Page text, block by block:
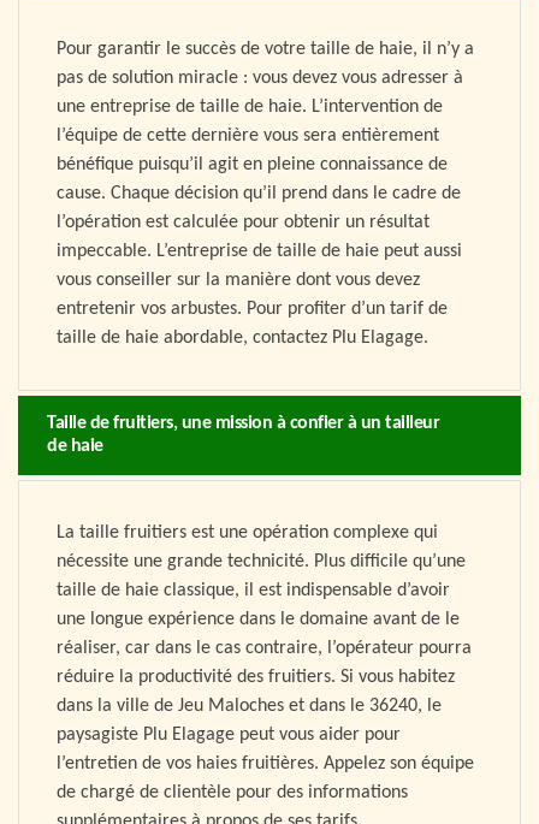
Pour garantir le succès de votre taille de haie, il n’y a
pas de solution miracle : vous devez vous adresser à
une entreprise de taille de haie. L’intervention de
l’équipe de cette dernière vous sera entièrement
bénéfique puisqu’il agit en pleine connaissance de
cause. Chaque décision qu’il prend dans le cadre de
l’opération est calculée pour obtenir un résultat
impeccable. L’entreprise de taille de haie peut aussi
vous conseiller sur la manière dont vous devez
entretenir vos arbustes. Pour profiter d’un tarif de
taille de haie abordable, contactez Plu Elagage.
Taille de fruitiers, une mission à confier à un tailleur
de haie
La taille fruitiers est une opération complexe qui
nécessite une grande technicité. Plus difficile qu’une
taille de haie classique, il est indispensable d’avoir
une longue expérience dans le domaine avant de le
réaliser, car dans le cas contraire, l’opérateur pourra
réduire la productivité des fruitiers. Si vous habitez
dans la ville de Jeu Maloches et dans le 36240, le
paysagiste Plu Elagage peut vous aider pour
l’entretien de vos haies fruitières. Appelez son équipe
de chargé de clientèle pour des informations